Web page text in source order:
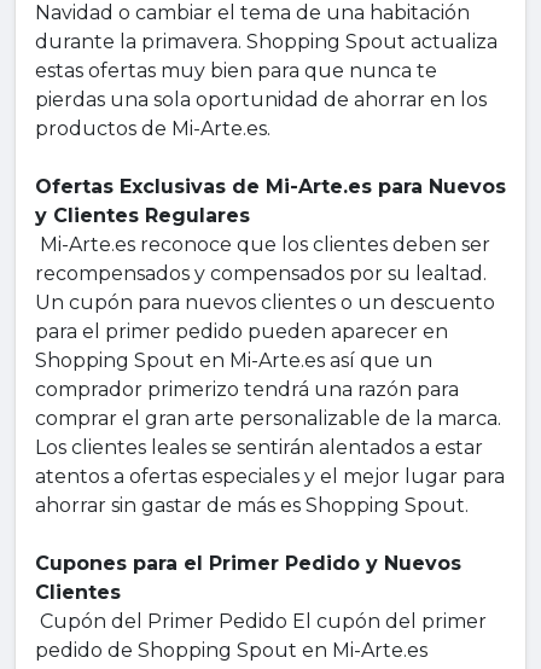
Navidad o cambiar el tema de una habitación
durante la primavera. Shopping Spout actualiza
estas ofertas muy bien para que nunca te
pierdas una sola oportunidad de ahorrar en los
productos de Mi-Arte.es.
Ofertas Exclusivas de Mi-Arte.es para Nuevos
y Clientes Regulares
Mi-Arte.es reconoce que los clientes deben ser
recompensados y compensados por su lealtad.
Un cupón para nuevos clientes o un descuento
para el primer pedido pueden aparecer en
Shopping Spout en Mi-Arte.es así que un
comprador primerizo tendrá una razón para
comprar el gran arte personalizable de la marca.
Los clientes leales se sentirán alentados a estar
atentos a ofertas especiales y el mejor lugar para
ahorrar sin gastar de más es Shopping Spout.
Cupones para el Primer Pedido y Nuevos
Clientes
Cupón del Primer Pedido El cupón del primer
pedido de Shopping Spout en Mi-Arte.es